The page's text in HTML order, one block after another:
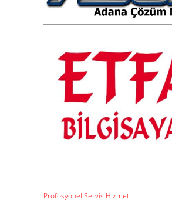
Profosyonel Servis Hizmeti